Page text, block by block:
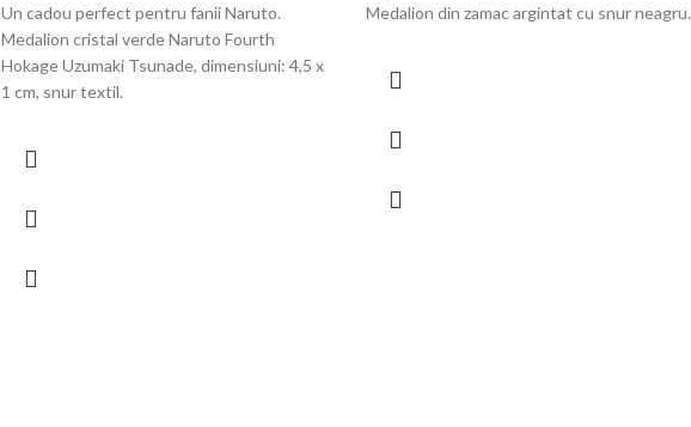
Un cadou perfect pentru fanii Naruto.
Medalion cristal verde Naruto Fourth
Hokage Uzumaki Tsunade, dimensiuni: 4,5 x
1 cm, snur textil.
Medalion din zamac argintat cu snur neagru.